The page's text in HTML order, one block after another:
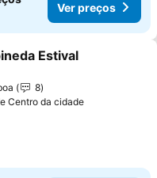
Ver preços
aos favoritos
Estival
8
Centro da cidade